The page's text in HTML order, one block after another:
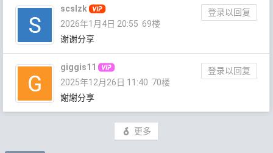
scslzk
登录以回复
2026年1月4日 20:55 69楼
谢谢分享
giggis11
登录以回复
2025年12月26日 11:40 70楼
謝謝分享
更多